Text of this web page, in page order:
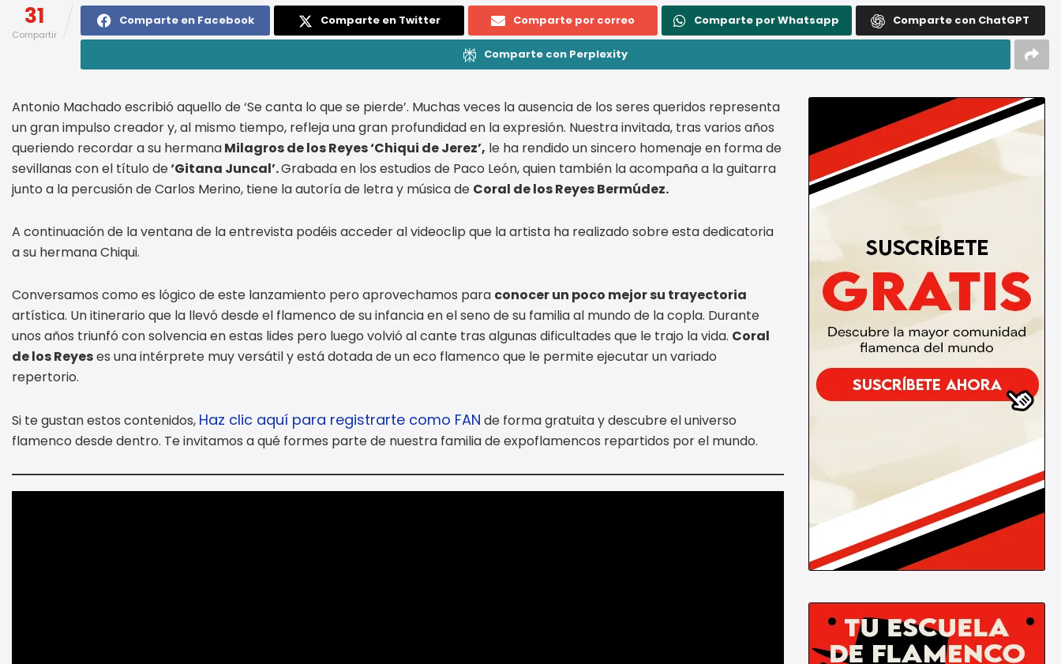
31
Compartir
Comparte en Facebook Comparte en Twitter Comparte por correo Comparte por Whatsapp Comparte con ChatGPT
Comparte con Perplexity
Antonio Machado escribió aquello de ‘Se canta lo que se pierde’. Muchas veces la ausencia de los seres queridos representa
un gran impulso creador y, al mismo tiempo, refleja una gran profundidad en la expresión. Nuestra invitada, tras varios años
queriendo recordar a su hermanaMilagros de los Reyes ‘Chiqui de Jerez’, le ha rendido un sincero homenaje en forma de
sevillanas con el título de‘Gitana Juncal’.Grabada en los estudios de Paco León, quien también la acompaña a la guitarra
junto a la percusión de Carlos Merino, tiene la autoría de letra y música de Coral de los Reyes Bermúdez.
A continuación de la ventana de la entrevista podéis acceder al videoclip que la artista ha realizado sobre esta dedicatoria
a su hermana Chiqui.
Conversamos como es lógico de este lanzamiento pero aprovechamos para conocer un poco mejor su trayectoria
artística. Un itinerario que la llevó desde el flamenco de su infancia en el seno de su familia al mundo de la copla. Durante
unos años triunfó con solvencia en estas lides pero luego volvió al cante tras algunas dificultades que le trajo la vida. Coral
de los Reyeses una intérprete muy versátil y está dotada de un eco flamenco que le permite ejecutar un variado
repertorio.
Si te gustan estos contenidos, Haz clic aquí para registrarte como FAN de forma gratuita y descubre el universo
flamenco desde dentro. Te invitamos a qué formes parte de nuestra familia de expoflamencos repartidos por el mundo.